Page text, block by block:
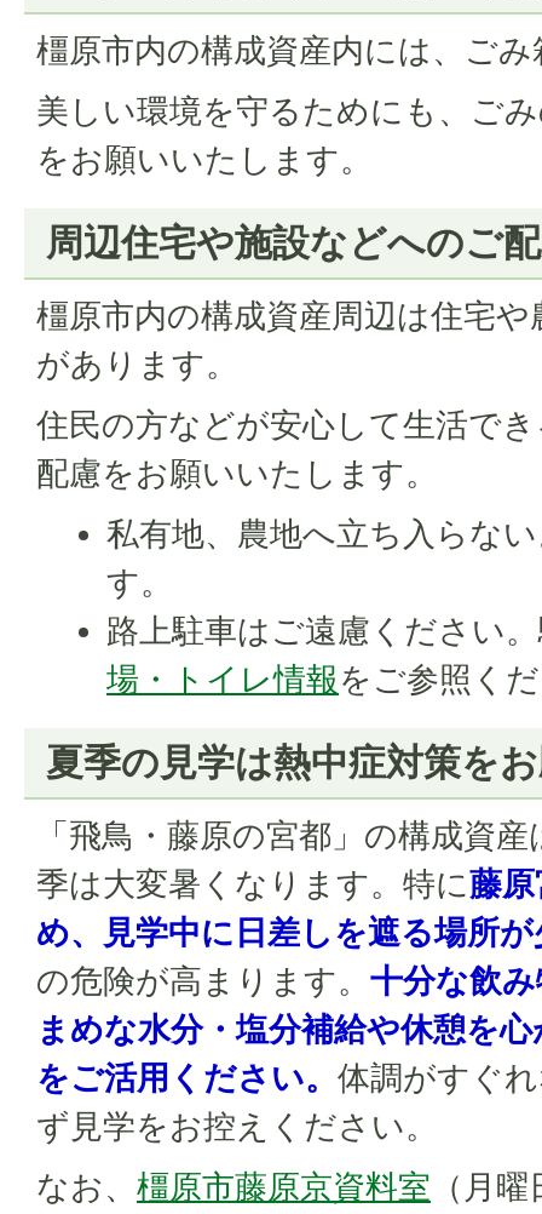
橿原市内の構成資産内には、ご
美しい環境を守るためにも、ご
をお願いいたします。
周辺住宅や施設などへのご
橿原市内の構成資産周辺は住宅
があります。
住民の方などが安心して生活で
配慮をお願いいたします。
私有地、農地へ立ち入らな
す。
路上駐車はご遠慮ください
場・トイレ情報をご参照く
夏季の見学は熱中症対策を
「飛鳥・藤原の宮都」の構成資
季は大変暑くなります。特に藤
め、見学中に日差しを遮る場所
の危険が高まります。 十分な飲
まめな水分・塩分補給や休憩を
をご活用ください。 体調がすぐ
ず見学をお控えください。
なお、 橿原市藤原京資料室 （月